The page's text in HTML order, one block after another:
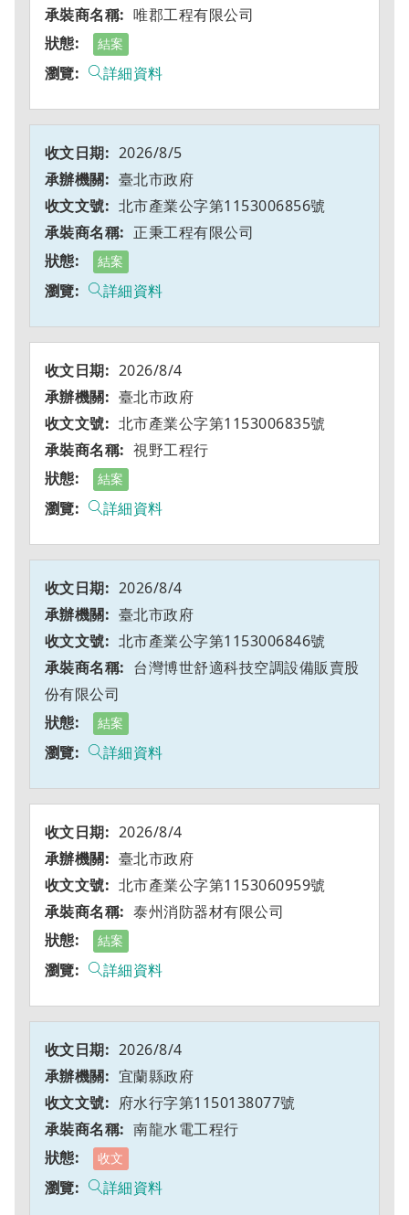
唯郡工程有限公司
結案
詳細資料
2026/8/5
臺北市政府
北市產業公字第1153006856號
正秉工程有限公司
結案
詳細資料
2026/8/4
臺北市政府
北市產業公字第1153006835號
視野工程行
結案
詳細資料
2026/8/4
臺北市政府
北市產業公字第1153006846號
台灣博世舒適科技空調設備販賣股
份有限公司
結案
詳細資料
2026/8/4
臺北市政府
北市產業公字第1153060959號
泰州消防器材有限公司
結案
詳細資料
2026/8/4
宜蘭縣政府
府水行字第1150138077號
南龍水電工程行
收文
詳細資料